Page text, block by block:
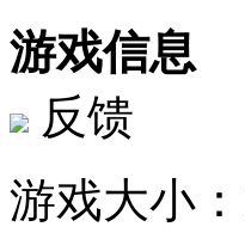
游戏信息
反馈
游戏大小：